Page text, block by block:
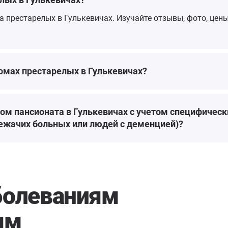
в Гулькевичах. Изучайте отзывы, фото,
престарелых в Гулькевичах?
пансионата в Гулькевичах с учетом
больных или людей с деменцией)?